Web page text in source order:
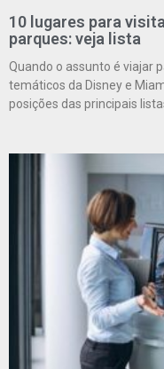
10 lugares para
parques: veja lista
Quando o assunto é viajar
temáticos da Disney e
posições das principais